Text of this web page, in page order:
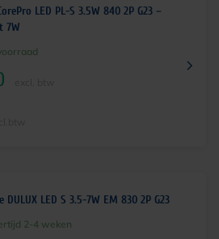
LED PL-S 3.5W 840 2P G23 –
7W
DULUX LED S 3.5-7W EM 830 2P G23
2-4 weken